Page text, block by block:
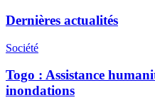
Dernières actualités
Société
Togo : Assistance
inondations